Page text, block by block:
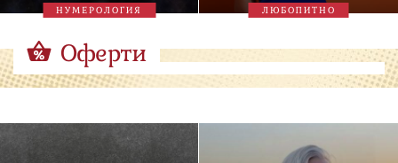
НУМЕРОЛОГИЯ ЛЮБОПИТНО
Оферти